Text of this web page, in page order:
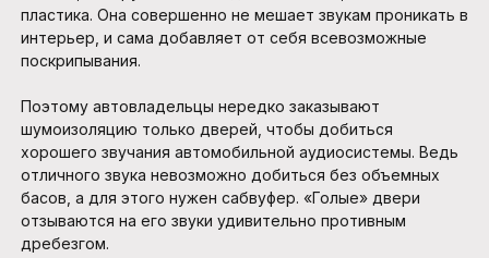
пластика. Она совершенно не мешает звукам проникать в
интерьер, и сама добавляет от себя всевозможные
поскрипывания.
Поэтому автовладельцы нередко заказывают
шумоизоляцию только дверей, чтобы добиться
хорошего звучания автомобильной аудиосистемы. Ведь
отличного звука невозможно добиться без объемных
басов, а для этого нужен сабвуфер. «Голые» двери
отзываются на его звуки удивительно противным
дребезгом.